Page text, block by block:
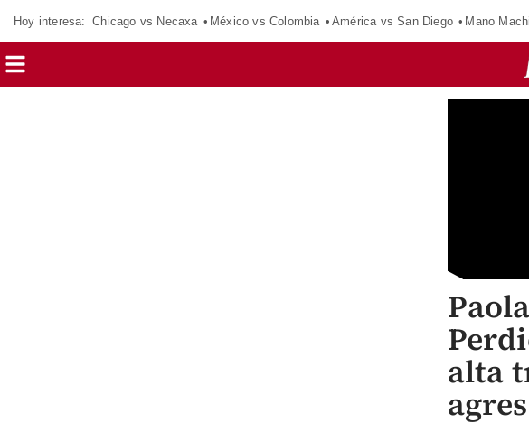
Hoy interesa: Chicago vs Necaxa México vs Colombia América vs San Diego Mano
alta